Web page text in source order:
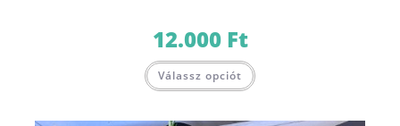
12.000 Ft
Válassz opciót